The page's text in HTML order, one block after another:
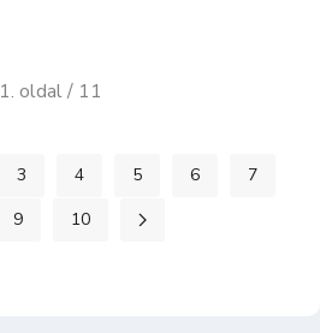
1. oldal / 11
3 4 5 6
7
9 10